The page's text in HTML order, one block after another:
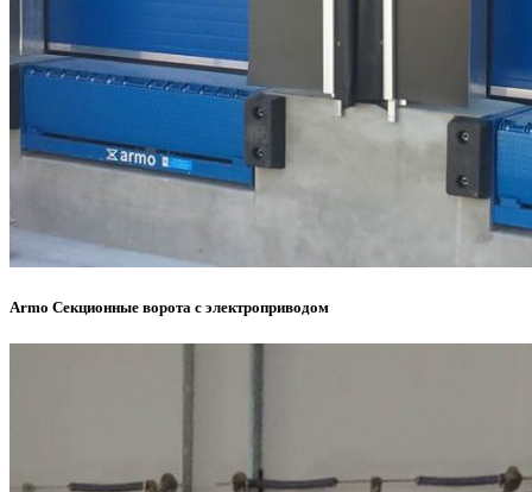
Armo Секционные ворота с электроприводом